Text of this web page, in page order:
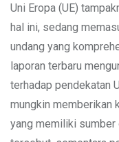
Uni Eropa (UE)
hal ini, sedang
undang yang
laporan terbaru
terhadap pendekatan
mungkin memberikan
yang memiliki sumber